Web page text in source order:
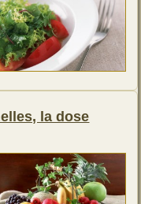
la dose